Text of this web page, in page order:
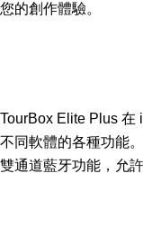
您的創作體驗。
TourBox Elite Plus 在
不同軟體的各種功能。
雙通道藍牙功能，允